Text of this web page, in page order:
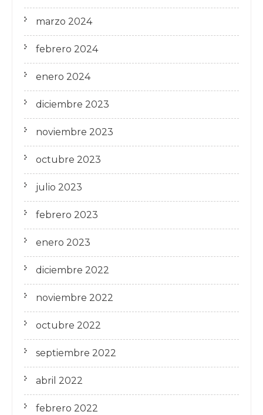
marzo 2024
febrero 2024
enero 2024
diciembre 2023
noviembre 2023
octubre 2023
julio 2023
febrero 2023
enero 2023
diciembre 2022
noviembre 2022
octubre 2022
septiembre 2022
abril 2022
febrero 2022